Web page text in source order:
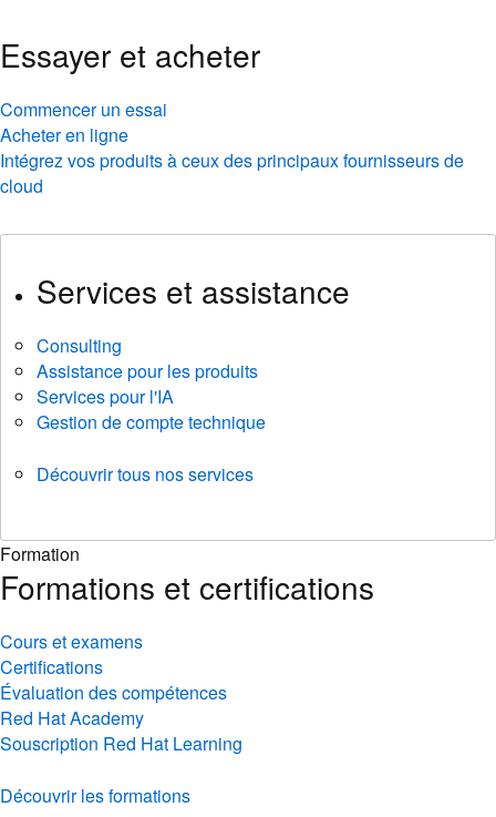
Essayer et acheter
Commencer un essai
Acheter en ligne
Intégrez vos produits à ceux des principaux fournisseurs de
cloud
Services et assistance
Consulting
Assistance pour les produits
Services pour l'IA
Gestion de compte technique
Découvrir tous nos services
Formation
Formations et certifications
Cours et examens
Certifications
Évaluation des compétences
Red Hat Academy
Souscription Red Hat Learning
Découvrir les formations